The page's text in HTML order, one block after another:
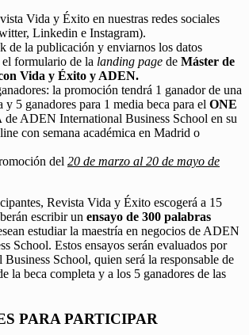
Vida y Éxito en nuestras redes sociales
Linkedin e Instagram).
de la publicación y enviarnos los datos
formulario de la landing page de Máster de
Vida y Éxito y ADEN.
la promoción tendrá 1 ganador de una
y 5 ganadores para 1 media beca para el ONE
de ADEN International Business School en su
con semana académica en Madrid o
del 20 de marzo al 20 de mayo de
Revista Vida y Éxito escogerá a 15
escribir un ensayo de 300 palabras
estudiar la maestría en negocios de ADEN
School. Estos ensayos serán evaluados por
School, quien será la responsable de
la beca completa y a los 5 ganadores de las
PARA PARTICIPAR